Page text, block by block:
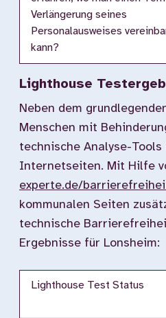
Verlängerung seines
Personalausweises
kann?
Lighthouse
Neben dem
Menschen mit
technische Analyse-
Internetseiten. Mit Hilfe
experte.de/
kommunalen Seiten
technische
Ergebnisse für Lonsheim:
Lighthouse Test Status